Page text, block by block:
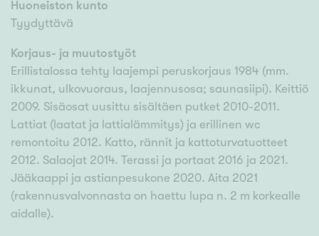
Huoneiston kunto
Tyydyttävä
Korjaus- ja muutostyöt
Erillistalossa tehty laajempi peruskorjaus 1984 (mm.
ikkunat, ulkovuoraus, laajennusosa; saunasiipi). Keittiö
2009. Sisäosat uusittu sisältäen putket 2010-2011.
Lattiat (laatat ja lattialämmitys) ja erillinen wc
remontoitu 2012. Katto, rännit ja kattoturvatuotteet
2012. Salaojat 2014. Terassi ja portaat 2016 ja 2021.
Jääkaappi ja astianpesukone 2020. Aita 2021
(rakennusvalvonnasta on haettu lupa n. 2 m korkealle
aidalle).